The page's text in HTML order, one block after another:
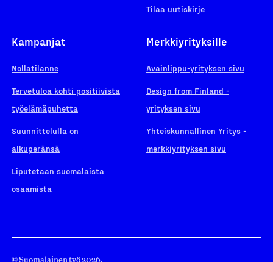
Tilaa uutiskirje
Kampanjat
Nollatilanne
Tervetuloa kohti positiivista
työelämäpuhetta
Suunnittelulla on
alkuperänsä
Liputetaan suomalaista
osaamista
Merkkiyrityksille
Avainlippu-yrityksen sivu
Design from Finland -
yrityksen sivu
Yhteiskunnallinen Yritys -
merkkiyrityksen sivu
© Suomalainen työ 2026.